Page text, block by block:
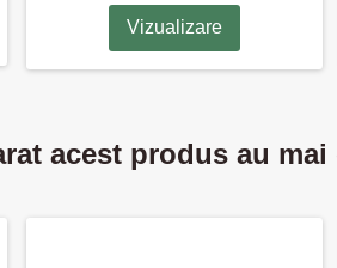
Vizualizare
acest produs au mai